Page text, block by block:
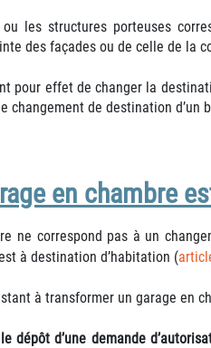
les structures porteuses
des façades ou de celle de la
pour effet de changer la
changement de destination d’un
en chambre
ne correspond pas à un
à destination d’habitation (
à transformer un garage en
le dépôt d’une demande